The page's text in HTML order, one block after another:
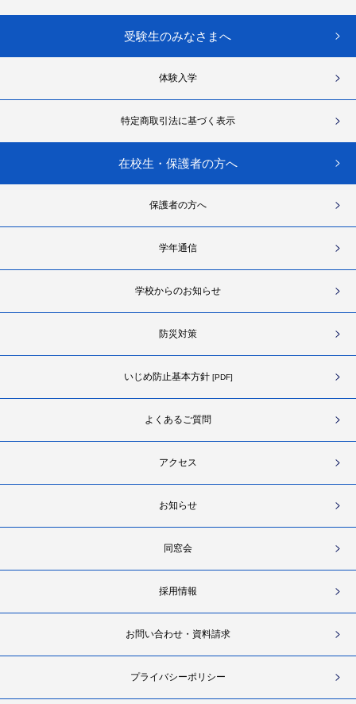
受験生のみなさまへ
体験入学
特定商取引法に基づく表示
在校生・保護者の方へ
保護者の方へ
学年通信
学校からのお知らせ
防災対策
いじめ防止基本方針[PDF]
よくあるご質問
アクセス
お知らせ
同窓会
採用情報
お問い合わせ・資料請求
プライバシーポリシー